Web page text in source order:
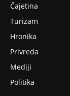
Čajetina
Turizam
Hronika
Privreda
Mediji
Politika